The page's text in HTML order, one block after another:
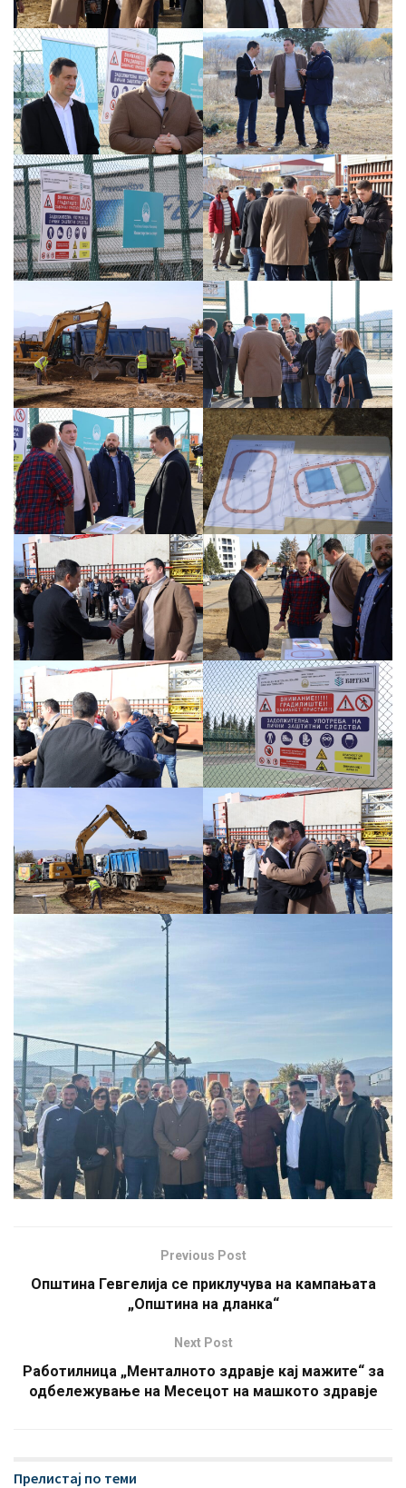
Previous Post
Општина Гевгелија се приклучува на кампањата
„Општина на дланка“
Next Post
Работилница „Менталното здравје кај мажите“ за
одбележување на Месецот на машкото здравје
Прелистај по теми